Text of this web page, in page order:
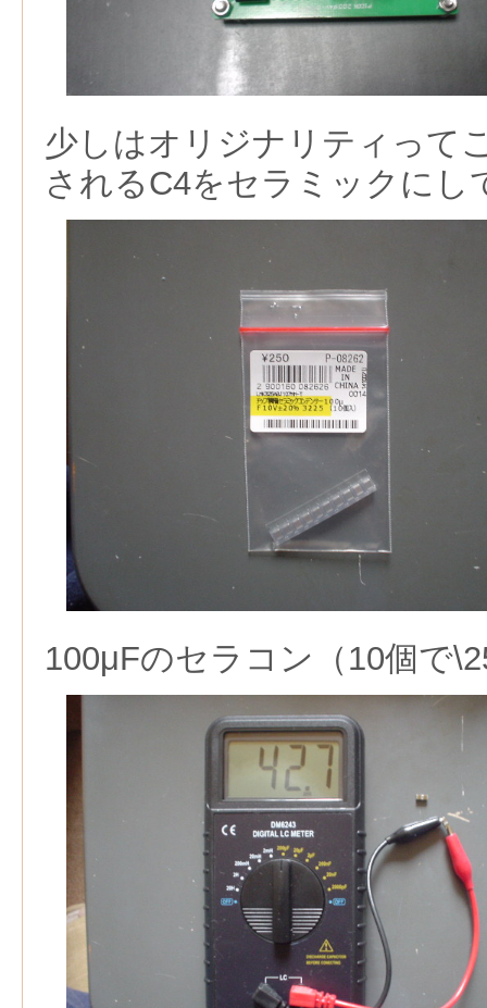
少しはオリジナリティって
されるC4をセラミックにし
100μFのセラコン（10個で